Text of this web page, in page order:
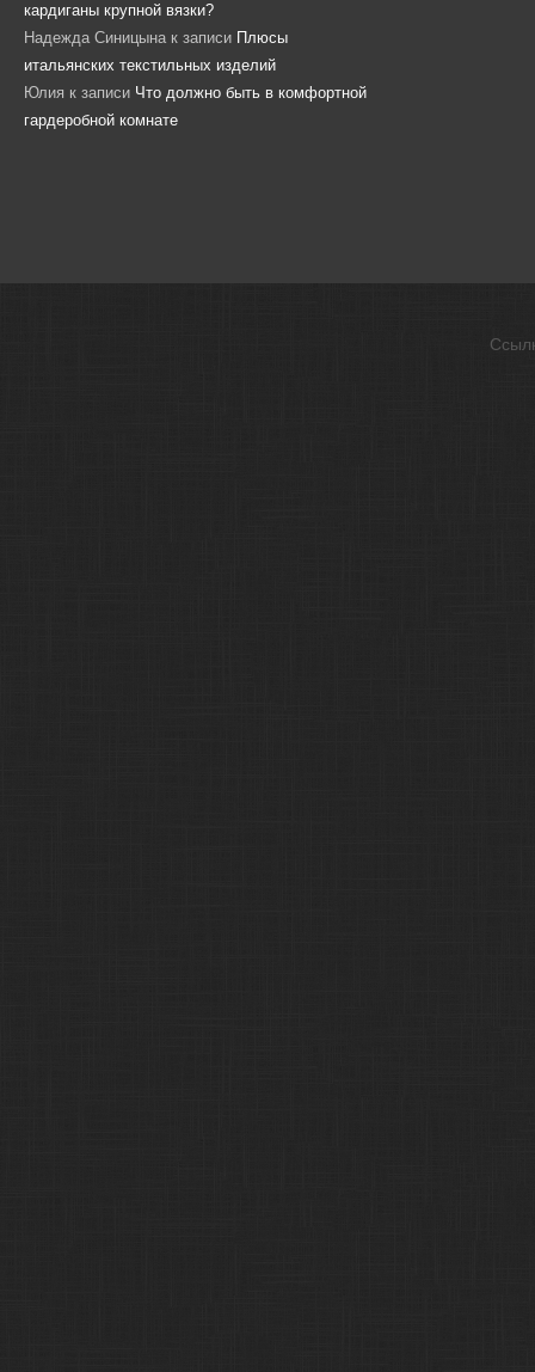
кардиганы крупной вязки?
Надежда Синицына к записи Плюсы
итальянских текстильных изделий
Юлия к записи Что должно быть в комфортной
гардеробной комнате